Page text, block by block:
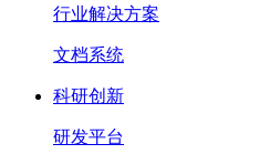
行业解决方案
文档系统
科研创新
研发平台